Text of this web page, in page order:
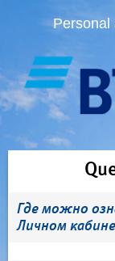
Personal
Где можно
Личном